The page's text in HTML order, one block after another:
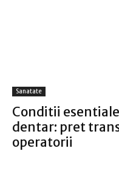
Sanatate
Conditii
dentar: pret
operatorii